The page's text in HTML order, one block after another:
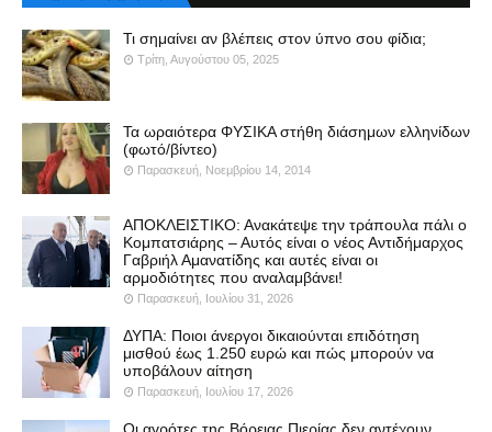
Τι σημαίνει αν βλέπεις στον ύπνο σου φίδια;
Τρίτη, Αυγούστου 05, 2025
Τα ωραιότερα ΦΥΣΙΚΑ στήθη διάσημων ελληνίδων
(φωτό/βίντεο)
Παρασκευή, Νοεμβρίου 14, 2014
ΑΠΟΚΛΕΙΣΤΙΚΟ: Ανακάτεψε την τράπουλα πάλι ο
Κομπατσιάρης – Αυτός είναι ο νέος Αντιδήμαρχος
Γαβριήλ Αμανατίδης και αυτές είναι οι
αρμοδιότητες που αναλαμβάνει!
Παρασκευή, Ιουλίου 31, 2026
ΔΥΠΑ: Ποιοι άνεργοι δικαιούνται επιδότηση
μισθού έως 1.250 ευρώ και πώς μπορούν να
υποβάλουν αίτηση
Παρασκευή, Ιουλίου 17, 2026
Οι αγρότες της Βόρειας Πιερίας δεν αντέχουν